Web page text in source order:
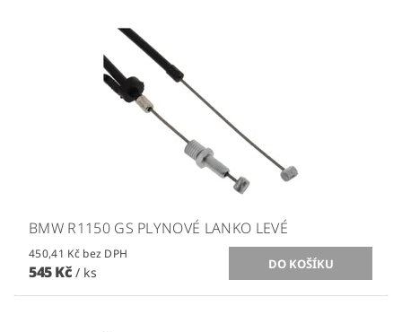
BMW R1150 GS PLYNOVÉ LANKO LEVÉ
450,41 Kč bez DPH
545 Kč / ks